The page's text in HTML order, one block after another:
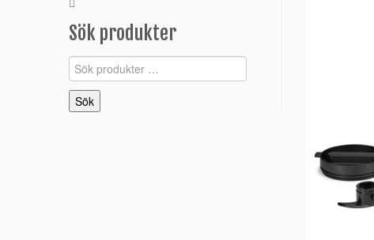
Sök produkter
Sök
efter:
Sök